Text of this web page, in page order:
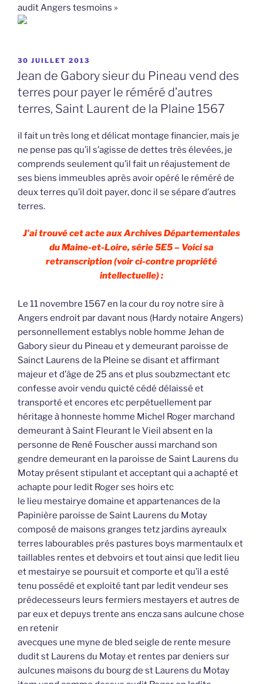
audit Angers tesmoins »
PUBLIÉ
LE
30 JUILLET 2013
Jean de Gabory sieur du Pineau vend des
terres pour payer le réméré d’autres
terres, Saint Laurent de la Plaine 1567
il fait un très long et délicat montage financier, mais je
ne pense pas qu’il s’agisse de dettes très élevées, je
comprends seulement qu’il fait un réajustement de
ses biens immeubles après avoir opéré le réméré de
deux terres qu’il doit payer, donc il se sépare d’autres
terres.
J’ai trouvé cet acte aux Archives Départementales
du Maine-et-Loire, série 5E5 – Voici sa
retranscription (voir ci-contre propriété
intellectuelle) :
Le 11 novembre 1567 en la cour du roy notre sire à
Angers endroit par davant nous (Hardy notaire Angers)
personnellement establys noble homme Jehan de
Gabory sieur du Pineau et y demeurant paroisse de
Sainct Laurens de la Pleine se disant et affirmant
majeur et d’âge de 25 ans et plus soubzmectant etc
confesse avoir vendu quicté cédé délaissé et
transporté et encores etc perpétuellement par
héritage à honneste homme Michel Roger marchand
demeurant à Saint Fleurant le Vieil absent en la
personne de René Fouscher aussi marchand son
gendre demeurant en la paroisse de Saint Laurens du
Motay présent stipulant et acceptant qui a achapté et
achapte pour ledit Roger ses hoirs etc
le lieu mestairye domaine et appartenances de la
Papinière paroisse de Saint Laurens du Motay
composé de maisons granges tetz jardins ayreaulx
terres labourables prés pastures boys marmentaulx et
taillables rentes et debvoirs et tout ainsi que ledit lieu
et mestairye se poursuit et comporte et qu’il a esté
tenu possédé et exploité tant par ledit vendeur ses
prédecesseurs leurs fermiers mestayers et autres de
par eux et depuys trente ans encza sans aulcune chose
en retenir
avecques une myne de bled seigle de rente mesure
dudit st Laurens du Motay et rentes par deniers sur
aulcunes maisons du bourg de st Laurens du Motay